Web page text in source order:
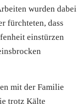
wurden dabei
fürchteten, dass
einstürzen
mit der Familie
trotz Kälte